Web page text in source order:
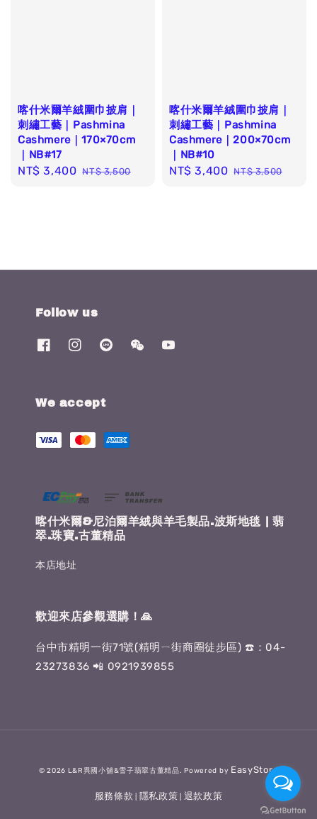
喀什米爾羊絨圍巾披肩｜
刺繡工藝｜Pashmina
Cashmere｜170×70cm
｜NB#17
Sale
NT$ 3,400 Regular
NT$ 3,500
喀什米爾羊絨圍巾披肩｜
刺繡工藝｜Pashmina
Cashmere｜200×70cm
｜NB#10
Sale
NT$ 3,400 Regular
NT$ 3,500
Follow us
We accept
喀什米爾&尼泊爾羊絨與羊毛製品.波斯地毯 | 翡
翠.珠寶.古董精品
本店地址
歡迎來店參觀選購！🙏
台中市精明一街71號(精明ㄧ街商圈徒步區) ☎️：04-
23273836 📲 0921939855
© 2026 L&R異國小舖&雪子翡翠古董精品. Powered by EasyStore
服務條款 隱私政策 退款政策